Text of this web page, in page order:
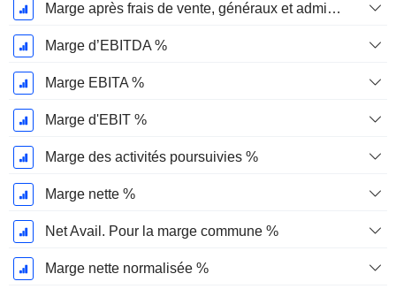
Marge après frais de vente, généraux et administratifs %
Marge d’EBITDA %
Marge EBITA %
Marge d'EBIT %
Marge des activités poursuivies %
Marge nette %
Net Avail. Pour la marge commune %
Marge nette normalisée %